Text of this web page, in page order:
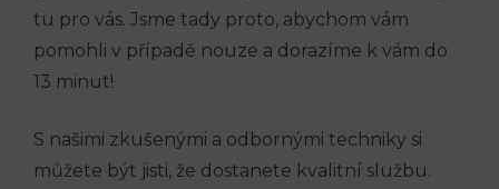
tu​ pro vás. Jsme‌ tady proto, abychom vám
pomohli v případě⁣ nouze​ a dorazíme k‌ vám⁣ do
⁢13⁤ minut!
S našimi ⁤zkušenými a odbornými​ techniky si
můžete být jisti, že dostanete kvalitní službu.